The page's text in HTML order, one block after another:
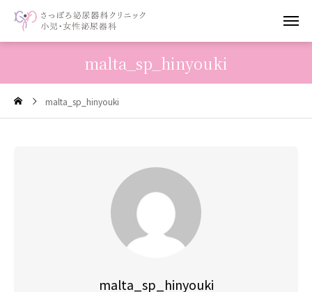
malta_sp_hinyouki
malta_sp_hinyouki
malta_sp_hinyouki